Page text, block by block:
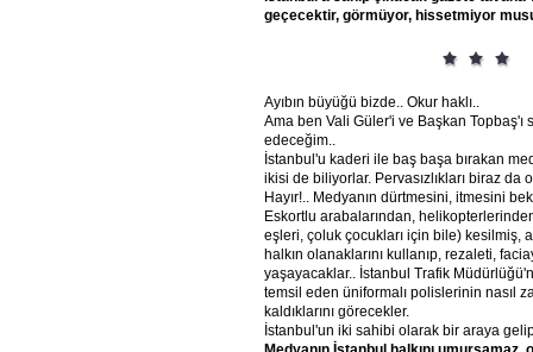
geçecektir, görmüyor, hissetmiyor
Ayıbın büyüğü bizde.. Okur haklı..
Ama ben Vali Güler'i ve Başkan Topbaş'ı
edeceğim..
İstanbul'u kaderi ile baş başa bırakan
ikisi de biliyorlar. Pervasızlıkları biraz da
Hayır!.. Medyanın dürtmesini, itmesini
Eskortlu arabalarından,
eşleri, çoluk çocukları için bile) kesilmiş,
halkın olanaklarını kullanıp, rezaleti,
yaşayacaklar.. İstanbul Trafik
temsil eden üniformalı polislerinin nasıl
kaldıklarını görecekler.
İstanbul'un iki sahibi olarak bir araya